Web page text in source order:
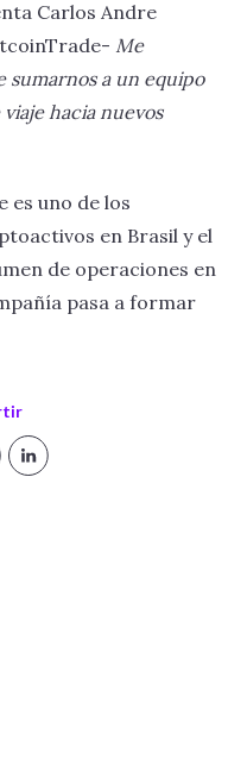
Carlos Andre
Me
a un equipo
hacia nuevos
es uno de los
en Brasil y el
de operaciones en
pasa a formar